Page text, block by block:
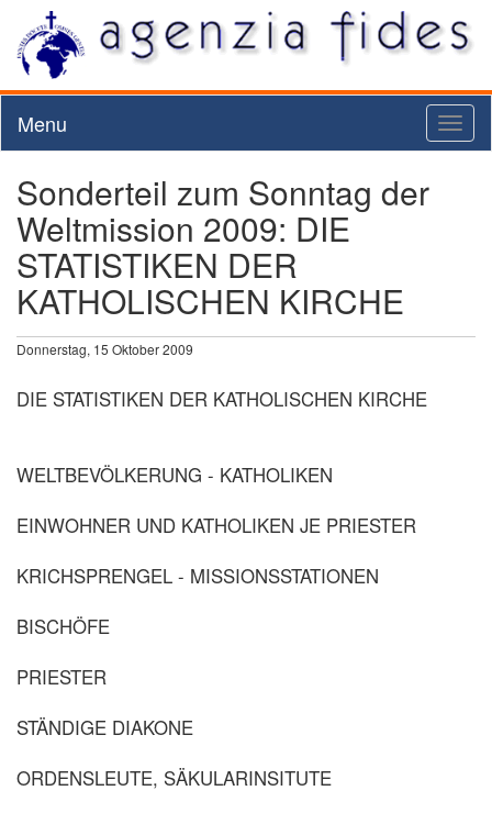
Menu
Sonderteil zum Sonntag der
Weltmission 2009: DIE
STATISTIKEN DER
KATHOLISCHEN KIRCHE
Donnerstag, 15 Oktober 2009
DIE STATISTIKEN DER KATHOLISCHEN KIRCHE
WELTBEVÖLKERUNG - KATHOLIKEN
EINWOHNER UND KATHOLIKEN JE PRIESTER
KRICHSPRENGEL - MISSIONSSTATIONEN
BISCHÖFE
PRIESTER
STÄNDIGE DIAKONE
ORDENSLEUTE, SÄKULARINSITUTE